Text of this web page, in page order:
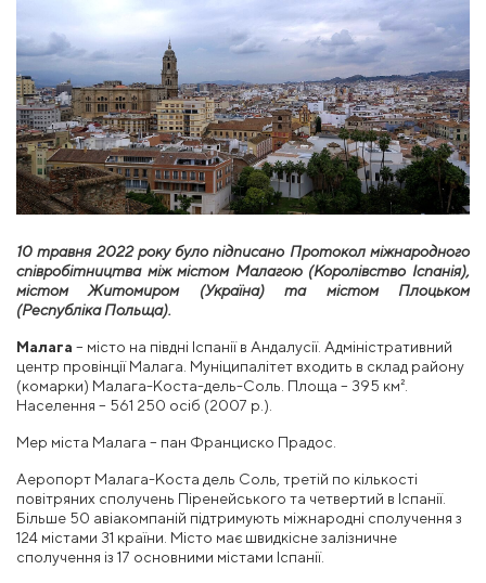
10 травня 2022 року було підписано Протокол міжнародного
співробітництва між містом Малагою (Королівство Іспанія),
містом Житомиром (Україна) та містом Плоцьком
(Республіка Польща).
Малага – місто на півдні Іспанії в Андалусії. Адміністративний
центр провінції Малага. Муніципалітет входить в склад району
(комарки) Малага-Коста-дель-Соль. Площа – 395 км².
Населення – 561 250 осіб (2007 р.).
Мер міста Малага – пан Франциско Прадос.
Аеропорт Малага-Коста дель Соль, третій по кількості
повітряних сполучень Піренейського та четвертий в Іспанії.
Більше 50 авіакомпаній підтримують міжнародні сполучення з
124 містами 31 країни. Місто має швидкісне залізничне
сполучення із 17 основними містами Іспанії.